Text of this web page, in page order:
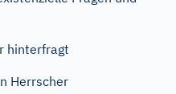
hinterfragt
Herrscher